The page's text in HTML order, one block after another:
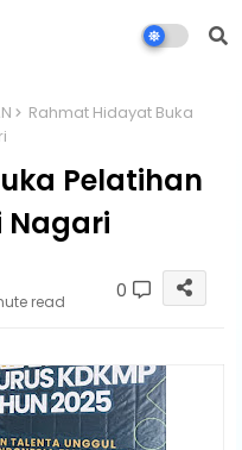
Rahmat Hidayat Buka
Pelatihan
Nagari
read 0